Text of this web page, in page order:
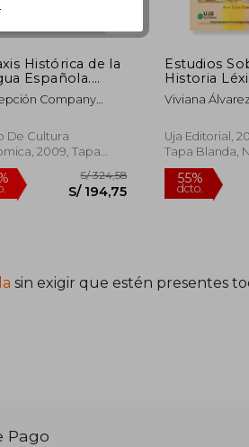
Histórica de la
Española.
Parte: La
Nominal.
Company
De Cultura
2009, Tapa
Estudios
Historia
Español de
(Lingüística)
Viviana
González;
Company
Marianne
Domínguez
Santiago
Uja Editorial,
Tapa Blanda,
sin exigir que estén presentes
Pago